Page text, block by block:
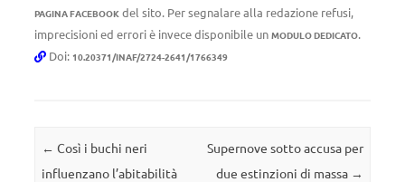
PAGINA FACEBOOK del sito. Per segnalare alla redazione refusi,
imprecisioni ed errori è invece disponibile un MODULO DEDICATO.
Doi: 10.20371/INAF/2724-2641/1766349
Navigazione articolo
← Così i buchi neri
influenzano l’abitabilità
Supernove sotto accusa per
due estinzioni di massa →